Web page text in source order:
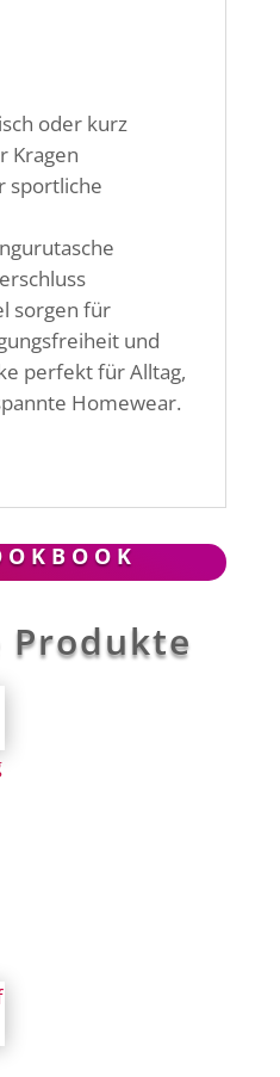
oder kurz
Kragen
sportliche
sorgen für
und
perfekt für Alltag,
Homewear.
Produkte